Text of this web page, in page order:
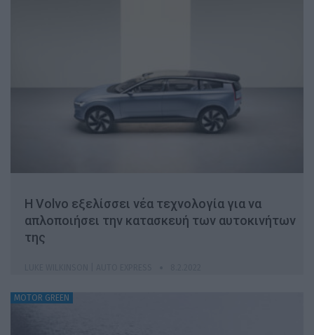
Η Volvo εξελίσσει νέα τεχνολογία για να
απλοποιήσει την κατασκευή των αυτοκινήτων
της
MOTOR GREEN